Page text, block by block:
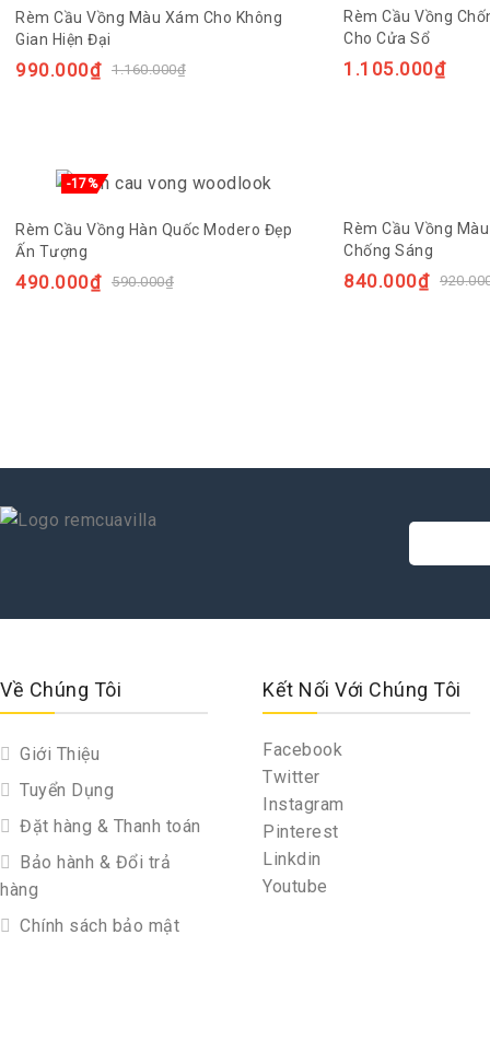
Rèm Cầu Vồng Màu Xám Cho Không
Gian Hiện Đại
1.160.000₫
990.000₫
Rèm Cầu Vồng
Cho Cửa Sổ
1.105.000₫
-17%
Rèm Cầu Vồng Hàn Quốc Modero Đẹp
Ấn Tượng
590.000₫
490.000₫
Rèm Cầu Vồng
Chống Sáng
840.000₫
Về Chúng Tôi
Giới Thiệu
Tuyển Dụng
Đặt hàng & Thanh toán
Bảo hành & Đổi trả
hàng
Chính sách bảo mật
Kết Nối Với Chúng Tôi
Facebook
Twitter
Instagram
Pinterest
Linkdin
Youtube